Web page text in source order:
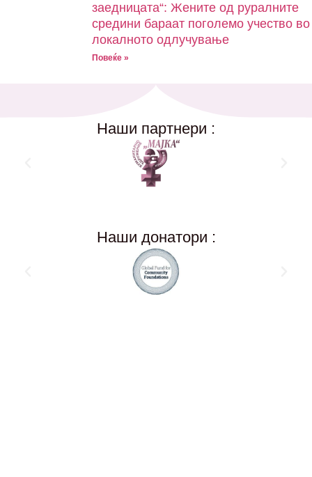
заедницата“: Жените од руралните
средини бараат поголемо учество во
локалното одлучување
Повеќе »
Наши партнери :
Наши донатори :